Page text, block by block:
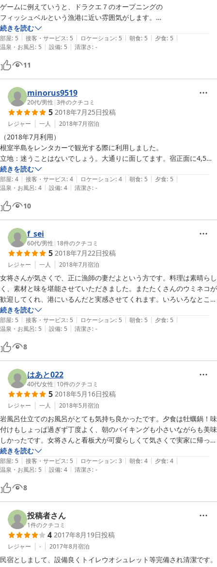
ゲームに例えていうと、ドラクエ７のオープニングの
フィッシュベルという漁港に近い雰囲気がします。
到着予定時間少し前に、玄関をガラガラと開けると、
夕食を提供されている合間でバタバタされているのに、
おかみさんが温かく迎えて下さりました。
夕食も朝食も、美味中の美味。
おかみさんは、高田純次さん風に
「毎日テキトーに味付け！」
と、謙遜されていましたが、
ミシュランガイド３つ星に載るような、
高級レストランや小料理屋の味や雰囲気を
求める方以外でしたら、心からオススメします。
そして、３つ星レストランにはない
ハートフルな感動も、味わえます。
話変わりまして、コンビニは最も近いセコマさんでも、
１・５キロほど離れていますので、買い出しには車が必須です。
なお、こちらのセコマさんは、漁港近くということもあってか、
２４時間営業していますので、安心です。
都会の喧騒に心疲れた身にとって、最高の薬となる宿でした。
お見送り犬のアグネスちゃんも、愛かった。
無理してでも、１年に１回は訪ねていきたいと感じました。
おかみさん、最高のひととき、ありがとうございました。
続きを読む
部屋: 5 | 接客・サービス: 5 | ロケーション: 5 | 朝食: 5 | 夕食: 5 |
温泉・お風呂: 5 | 設備: 5 | 清潔さ: -
11
minorus9519
20代/男性 |3件のクチコミ
5 2018年7月25日投稿
レジャー 一人 2018年7月宿泊
（2018年7月利用）
根室半島をレンタカーで観光する際に利用しました。
立地：迷うことはないでしょう。大通りに面してます。宿正面に4,5台
は並べて停めれます。バイクなら余裕ありそうです。
部屋：自分で布団を敷きます。1階の部屋でしたが、wifiがあってネッ
ト環境良好です。ポットにはあらかじめ水が入ってたらなお良かったで
す。
食事：この宿のメインです。花咲ガニは甘みが強く美味しかったです。
最後のほうはしょっぱさが勝ってましたが、食べれてよかったと思いま
す。カキの鍋も、最初はこの時期に？と疑ってましたが、この時期の北
海道は本州と違い肌寒さすら感じるので、よかったです。
風呂：まさかの岩風呂。すごいの一言。めちゃめちゃに熱かったので水
で埋めました。
サービス：看板犬かわいい。なかなか個性的なおかみさんでしたが、そ
ういう方とのふれあいもまた民宿の醍醐味かと。
総評：シティホテルもいいのですが、せっかく根室まで来た以上は地元
続きを読む
部屋: 4 | 接客・サービス: 4 | ロケーション: 4 | 朝食: 5 | 夕食: 5 |
温泉・お風呂: 4 | 設備: 4 | 清潔さ: -
10
f_sei
60代/男性 | 18件のクチコミ
5 2018年7月22日投稿
レジャー 一人 2018年7月宿泊
女将さんが気さくで、正に漁師の妻だよという方です。料理は素晴らし
く、素材と味を堪能させていただきました。またたくさんのウミネコが
歓迎してくれ、港にいるんだと実感させてくれます。いろいろなところ
に泊まりますが私の選ぶ絶品の宿に追加させていただきます。
続きを読む
部屋: 5 | 接客・サービス: 5 | ロケーション: 5 | 朝食: 5 | 夕食: 5 |
温泉・お風呂: 5 | 設備: 5 | 清潔さ: -
8
はあと022
40代/女性 | 10件のクチコミ
5 2018年5月16日投稿
レジャー 一人 2018年5月宿泊
岩風呂仕立てのお風呂がとても気持ち良かったです。夕食は牡蠣鍋！味
付けもしょっぱ過ぎず丁度よく、朝のバイキングも小さいながらも美味
しかったです。女将さんと看板犬が可愛らしくて気さくで実家に帰った
ような安心感があったのが一番良かったです。
続きを読む
部屋: 5 | 接客・サービス: 5 | ロケーション: 3 | 朝食: 4 | 夕食: 4 |
温泉・お風呂: 5 | 設備: 4 | 清潔さ: -
8
投稿者さん
1件のクチコミ
4 2017年8月19日投稿
レジャー - 2017年8月宿泊
民宿としまして、設備良くトイレウオシュレット等完備され清潔です。